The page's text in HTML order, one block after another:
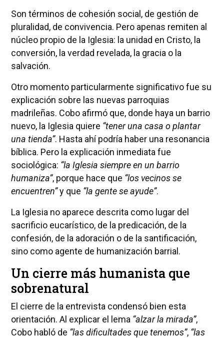
Son términos de cohesión social, de gestión de
pluralidad, de convivencia. Pero apenas remiten al
núcleo propio de la Iglesia: la unidad en Cristo, la
conversión, la verdad revelada, la gracia o la
salvación.
Otro momento particularmente significativo fue su
explicación sobre las nuevas parroquias
madrileñas. Cobo afirmó que, donde haya un barrio
nuevo, la Iglesia quiere “tener una casa o plantar
una tienda”. Hasta ahí podría haber una resonancia
bíblica. Pero la explicación inmediata fue
sociológica: “la Iglesia siempre en un barrio
humaniza”, porque hace que “los vecinos se
encuentren”y que “la gente se ayude”.
La Iglesia no aparece descrita como lugar del
sacrificio eucarístico, de la predicación, de la
confesión, de la adoración o de la santificación,
sino como agente de humanización barrial.
Un cierre más humanista que
sobrenatural
El cierre de la entrevista condensó bien esta
orientación. Al explicar el lema “alzar la mirada”,
Cobo habló de “las dificultades que tenemos”, “las